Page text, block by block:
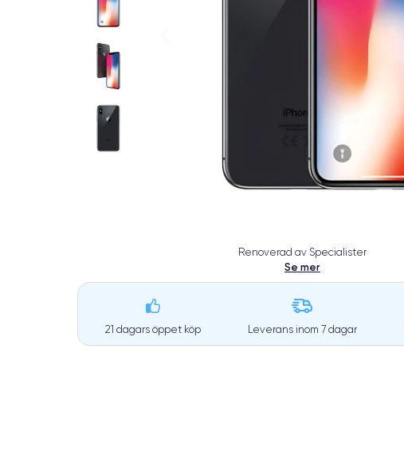
Renoverad av Specialister
Se mer
21 dagars öppet köp Leverans inom 7 dagar